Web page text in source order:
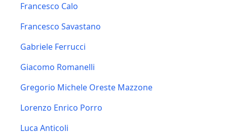
Francesco Calo
Francesco Savastano
Gabriele Ferrucci
Giacomo Romanelli
Gregorio Michele Oreste Mazzone
Lorenzo Enrico Porro
Luca Anticoli